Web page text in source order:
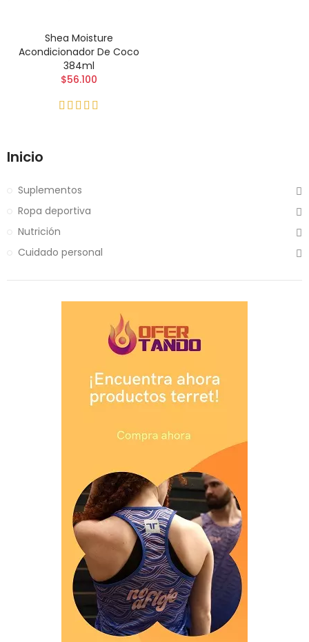
Shea Moisture
Acondicionador De Coco
384ml
$56.100
Inicio
Suplementos
Ropa deportiva
Nutrición
Cuidado personal